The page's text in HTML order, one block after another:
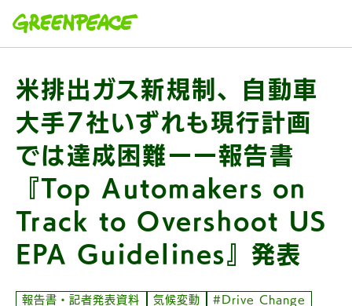
米排出ガス新規制、自動車
大手7社いずれも現行計画
では達成困難ーー報告書
『Top Automakers on
Track to Overshoot US
EPA Guidelines』発表
報告書・記者発表資料 気候変動 #Drive Change